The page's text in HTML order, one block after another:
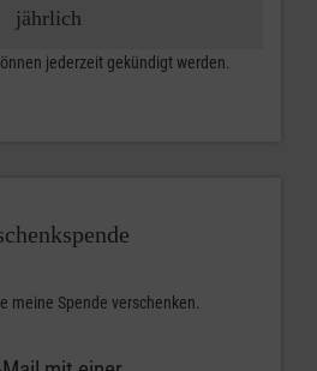
jährlich
jederzeit gekündigt werden.
meine Spende verschenken.